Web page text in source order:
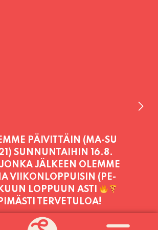
TÄNÄÄN:
11:00 - 21:00
PÄIVITTÄIN (MA-SU
SUNNUNTAIHIN 16.8.
JÄLKEEN OLEMME
VIIKONLOPPUISIN (PE-
LOPPUUN ASTI